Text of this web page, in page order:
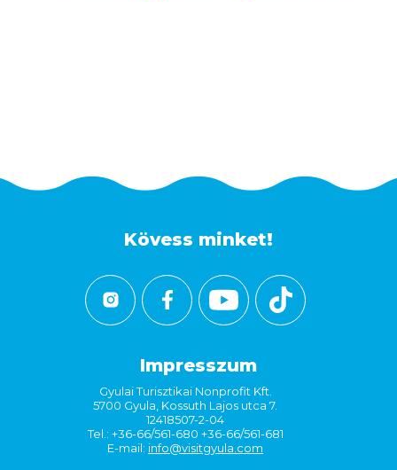
Kövess minket!
Impresszum
Gyulai Turisztikai Nonprofit Kft.
5700 Gyula, Kossuth Lajos utca 7.
12418507-2-04
Tel.: +36-66/561-680 +36-66/561-681
E-mail: info@visitgyula.com